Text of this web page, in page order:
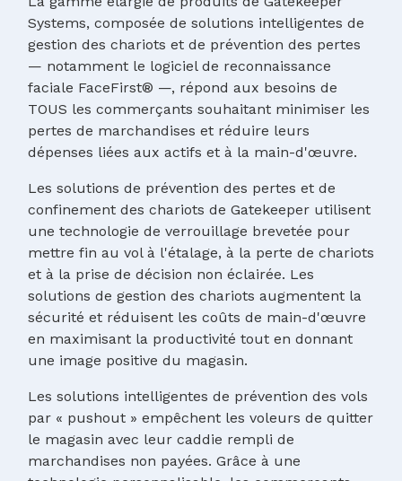
Systems, composée de solutions intelligentes de
gestion des chariots et de prévention des pertes
— notamment le logiciel de reconnaissance
faciale FaceFirst® —, répond aux besoins de
TOUS les commerçants souhaitant minimiser les
pertes de marchandises et réduire leurs
dépenses liées aux actifs et à la main-d'œuvre.
Les solutions de prévention des pertes et de
confinement des chariots de Gatekeeper utilisent
une technologie de verrouillage brevetée pour
mettre fin au vol à l'étalage, à la perte de chariots
et à la prise de décision non éclairée. Les
solutions de gestion des chariots augmentent la
sécurité et réduisent les coûts de main-d'œuvre
en maximisant la productivité tout en donnant
une image positive du magasin.
Les solutions intelligentes de prévention des vols
par « pushout » empêchent les voleurs de quitter
le magasin avec leur caddie rempli de
marchandises non payées. Grâce à une